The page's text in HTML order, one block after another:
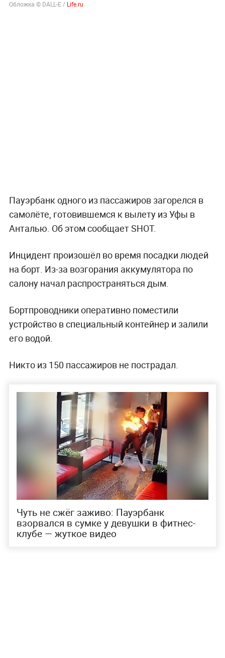
Обложка © DALL-E / Life.ru
Пауэрбанк одного из пассажиров загорелся в
самолёте, готовившемся к вылету из Уфы в
Анталью. Об этом сообщает SHOT.
Инцидент произошёл во время посадки людей
на борт. Из-за возгорания аккумулятора по
салону начал распространяться дым.
Бортпроводники оперативно поместили
устройство в специальный контейнер и залили
его водой.
Никто из 150 пассажиров не пострадал.
Чуть не сжёг заживо: Пауэрбанк
взорвался в сумке у девушки в фитнес-
клубе — жуткое видео